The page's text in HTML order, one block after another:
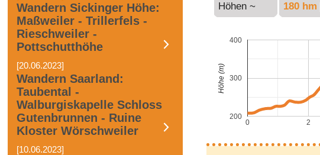
Höhen ~ 180 hm
0 2
200
300
400
Höhe (m)
Wandern Sickinger Höhe:
Maßweiler - Trillerfels -
Rieschweiler -
Pottschutthöhe
[20.06.2023]
Wandern Saarland:
Taubental -
Walburgiskapelle Schloss
Gutenbrunnen - Ruine
Kloster Wörschweiler
[10.06.2023]